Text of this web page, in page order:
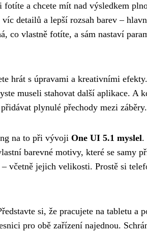
fotíte a chcete mít nad výsledkem
detailů a lepší rozsah barev –
co vlastně fotíte, a sám nastaví
hrát s úpravami a kreativními
museli stahovat další aplikace. A
plynulé přechody mezi záběry.
na to při vývoji One UI 5.1 myslel.
barevné motivy, které se samy
včetně jejich velikosti. Prostě si
si, že pracujete na tabletu a
pro obě zařízení najednou.